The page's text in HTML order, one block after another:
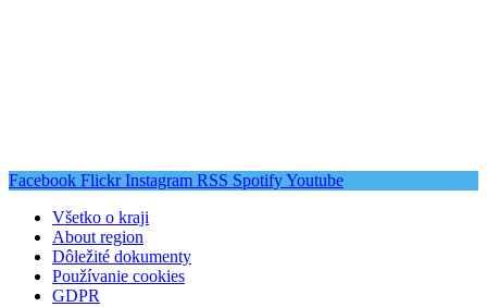
Facebook Flickr Instagram RSS SpotifyYoutube
Všetko o kraji
About region
Dôležité dokumenty
Používanie cookies
GDPR